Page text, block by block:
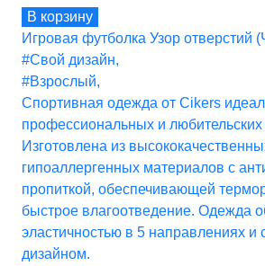
В корзину
Игровая футболка Узор отверстий
#Свой дизайн,
#Взрослый,
Спортивная одежда от Cikers
профессиональных и
Изготовлена из
гипоаллергенных материалов с
пропиткой, обеспечивающей
быстрое влагоотведение. Одежда
эластичностью в 5 направлениях и
дизайном.